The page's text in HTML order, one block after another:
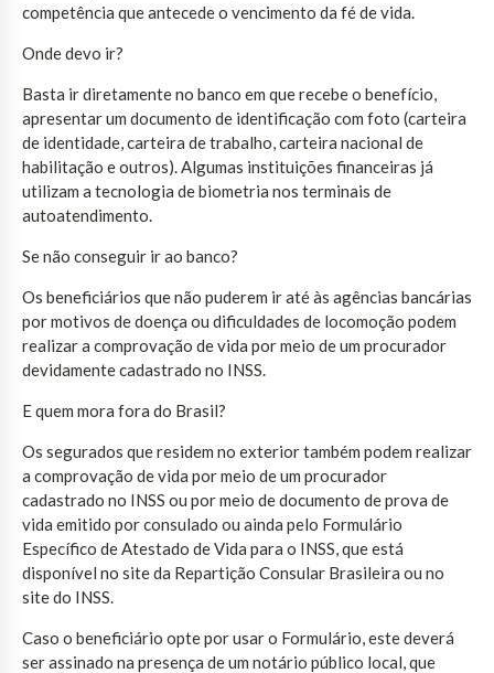
competência que antecede o vencimento da fé de vida.
Onde devo ir?
Basta ir diretamente no banco em que recebe o benefício,
apresentar um documento de identificação com foto (carteira
de identidade, carteira de trabalho, carteira nacional de
habilitação e outros). Algumas instituições financeiras já
utilizam a tecnologia de biometria nos terminais de
autoatendimento.
Se não conseguir ir ao banco?
Os beneficiários que não puderem ir até às agências bancárias
por motivos de doença ou dificuldades de locomoção podem
realizar a comprovação de vida por meio de um procurador
devidamente cadastrado no INSS.
E quem mora fora do Brasil?
Os segurados que residem no exterior também podem realizar
a comprovação de vida por meio de um procurador
cadastrado no INSS ou por meio de documento de prova de
vida emitido por consulado ou ainda pelo Formulário
Específico de Atestado de Vida para o INSS, que está
disponível no site da Repartição Consular Brasileira ou no
site do INSS.
Caso o beneficiário opte por usar o Formulário, este deverá
ser assinado na presença de um notário público local, que